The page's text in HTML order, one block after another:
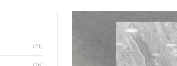
(21)
(26)